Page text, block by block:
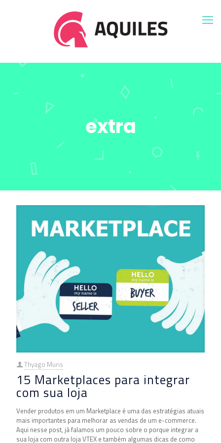
extra
Thyago Muris
15 Marketplaces para integrar
com sua loja
Vender produtos em um Marketplace é uma das estratégias atuais
mais importantes para melhorar as vendas de um e-commerce.
Aqui nesse post, já falamos um pouco sobre o porque integrar a
sua loja com outra loja VTEX e também algumas dicas de como